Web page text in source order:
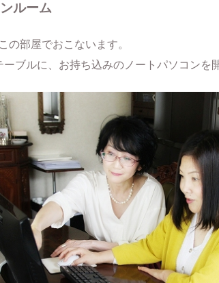
ルーム
の部屋でおこないます。
ブルに、お持ち込みのノートパソコンを